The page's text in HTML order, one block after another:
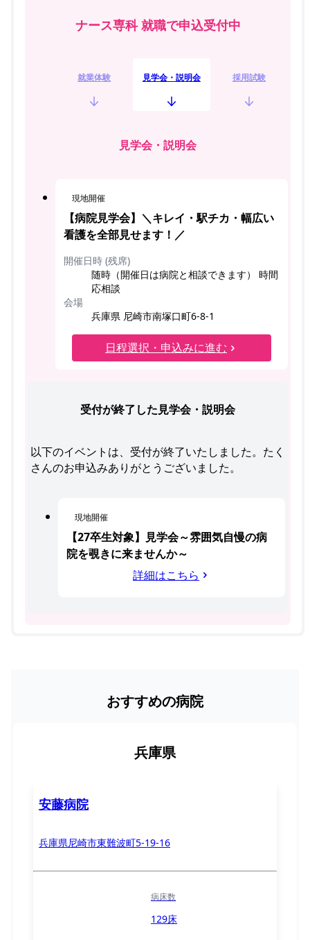
ナース専科 就職で申込受付中
就業体験 見学会・説明会 採用試験
見学会・説明会
現地開催
【病院見学会】＼キレイ・駅チカ・幅広い
看護を全部見せます！／
開催日時 (残席)
随時（開催日は病院と相談できます） 時間
応相談
会場
兵庫県 尼崎市南塚口町6-8-1
日程選択・申込みに進む
受付が終了した見学会・説明会
以下のイベントは、受付が終了いたしました。たく
さんのお申込みありがとうございました。
現地開催
【27卒生対象】見学会～雰囲気自慢の病
院を覗きに来ませんか～
詳細はこちら
おすすめの病院
兵庫県
安藤病院
兵庫県尼崎市東難波町5-19-16
病床数
129床